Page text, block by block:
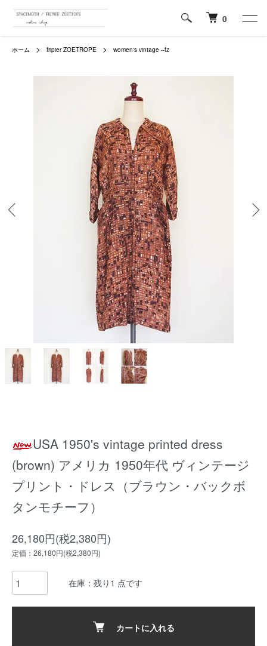
0
ホーム fripier ZOETROPE women's vintage --fz
USA 1950's vintage printed dress
(brown) アメリカ 1950年代 ヴィンテージ
プリント・ドレス（ブラウン・バックボ
タンモチーフ）
26,180円(税2,380円)
定価：26,180円(税2,380円)
在庫：残り1 点です
カートに入れる